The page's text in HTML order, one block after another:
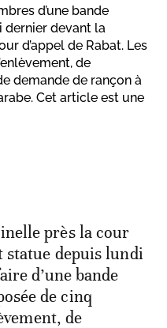
d’une bande
devant la
d’appel de Rabat. Les
de
demande de rançon à
Cet article est une
près la cour
statue depuis lundi
d’une bande
de cinq
de